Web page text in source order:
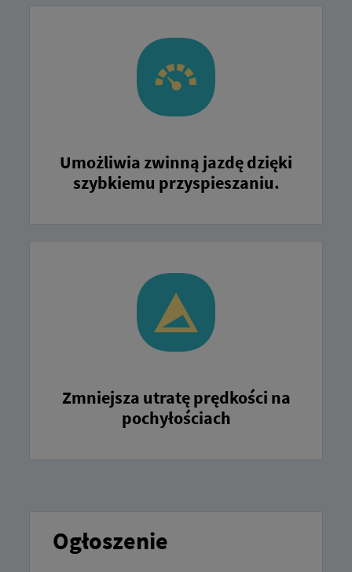
Umożliwia zwinną jazdę dzięki
szybkiemu przyspieszaniu.
Zmniejsza utratę prędkości na
pochyłościach
Ogłoszenie